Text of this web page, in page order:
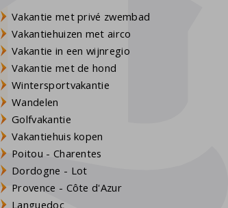
Vakantie met privé zwembad
Vakantiehuizen met airco
Vakantie in een wijnregio
Vakantie met de hond
Wintersportvakantie
Wandelen
Golfvakantie
Vakantiehuis kopen
Poitou - Charentes
Dordogne - Lot
Provence - Côte d'Azur
Languedoc